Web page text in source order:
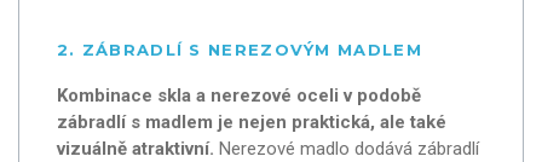
2. ZÁBRADLÍ S NEREZOVÝM MADLEM
Kombinace skla a nerezové oceli v podobě
zábradlí s madlem je nejen praktická, ale také
vizuálně atraktivní. Nerezové madlo dodává zábradlí